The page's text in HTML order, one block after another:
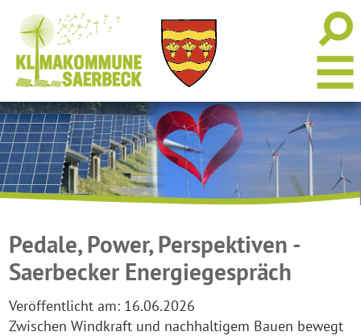
Pedale, Power, Perspektiven -
Saerbecker Energiegespräch
Veröffentlicht am: 16.06.2026
Zwischen Windkraft und nachhaltigem Bauen bewegt